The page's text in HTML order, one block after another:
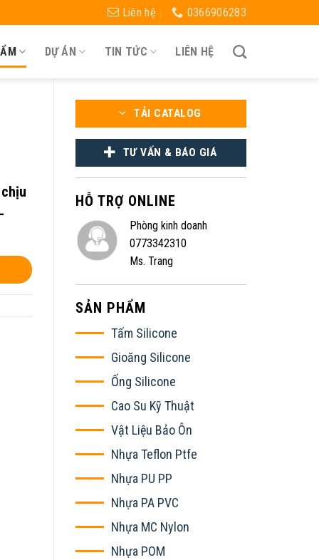
Liên hệ 0366906283
DỰ ÁN TIN TỨC LIÊN HỆ
TẢI CATALOG
TƯ VẤN & BÁO GIÁ
HỖ TRỢ ONLINE
Phòng kinh doanh
0773342310
Ms. Trang
SẢN PHẨM
Tấm Silicone
Gioăng Silicone
Ống Silicone
Cao Su Kỹ Thuật
Vật Liệu Bảo Ôn
Nhựa Teflon Ptfe
Nhựa PU PP
Nhựa PA PVC
Nhựa MC Nylon
Nhựa POM